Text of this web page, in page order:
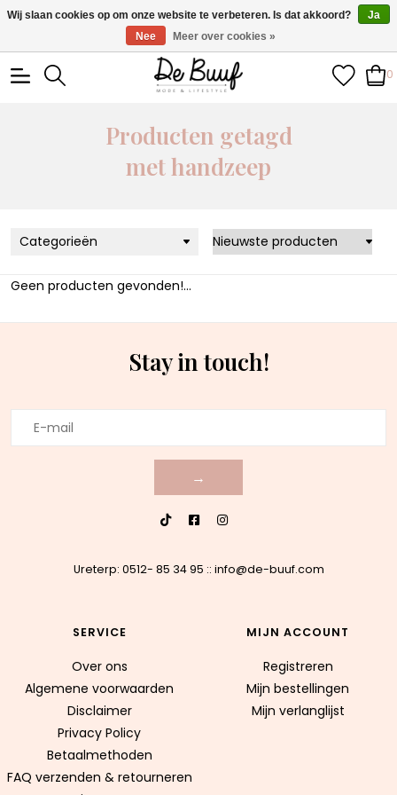
• Wekelijks nieuwe items • Gratis verzending >€100,- •
Verzonden binnen 1-3 werkdagen
0
Producten getagd
met handzeep
Categorieën
Geen producten gevonden!...
Stay in touch!
→
Ureterp: 0512- 85 34 95 :: info@de-buuf.com
SERVICE
Over ons
Algemene voorwaarden
Disclaimer
Privacy Policy
Betaalmethoden
FAQ verzenden & retourneren
MIJN ACCOUNT
Registreren
Mijn bestellingen
Mijn verlanglijst
Wij slaan cookies op om onze website te verbeteren. Is dat akkoord?
Ja
Nee
Meer over cookies »